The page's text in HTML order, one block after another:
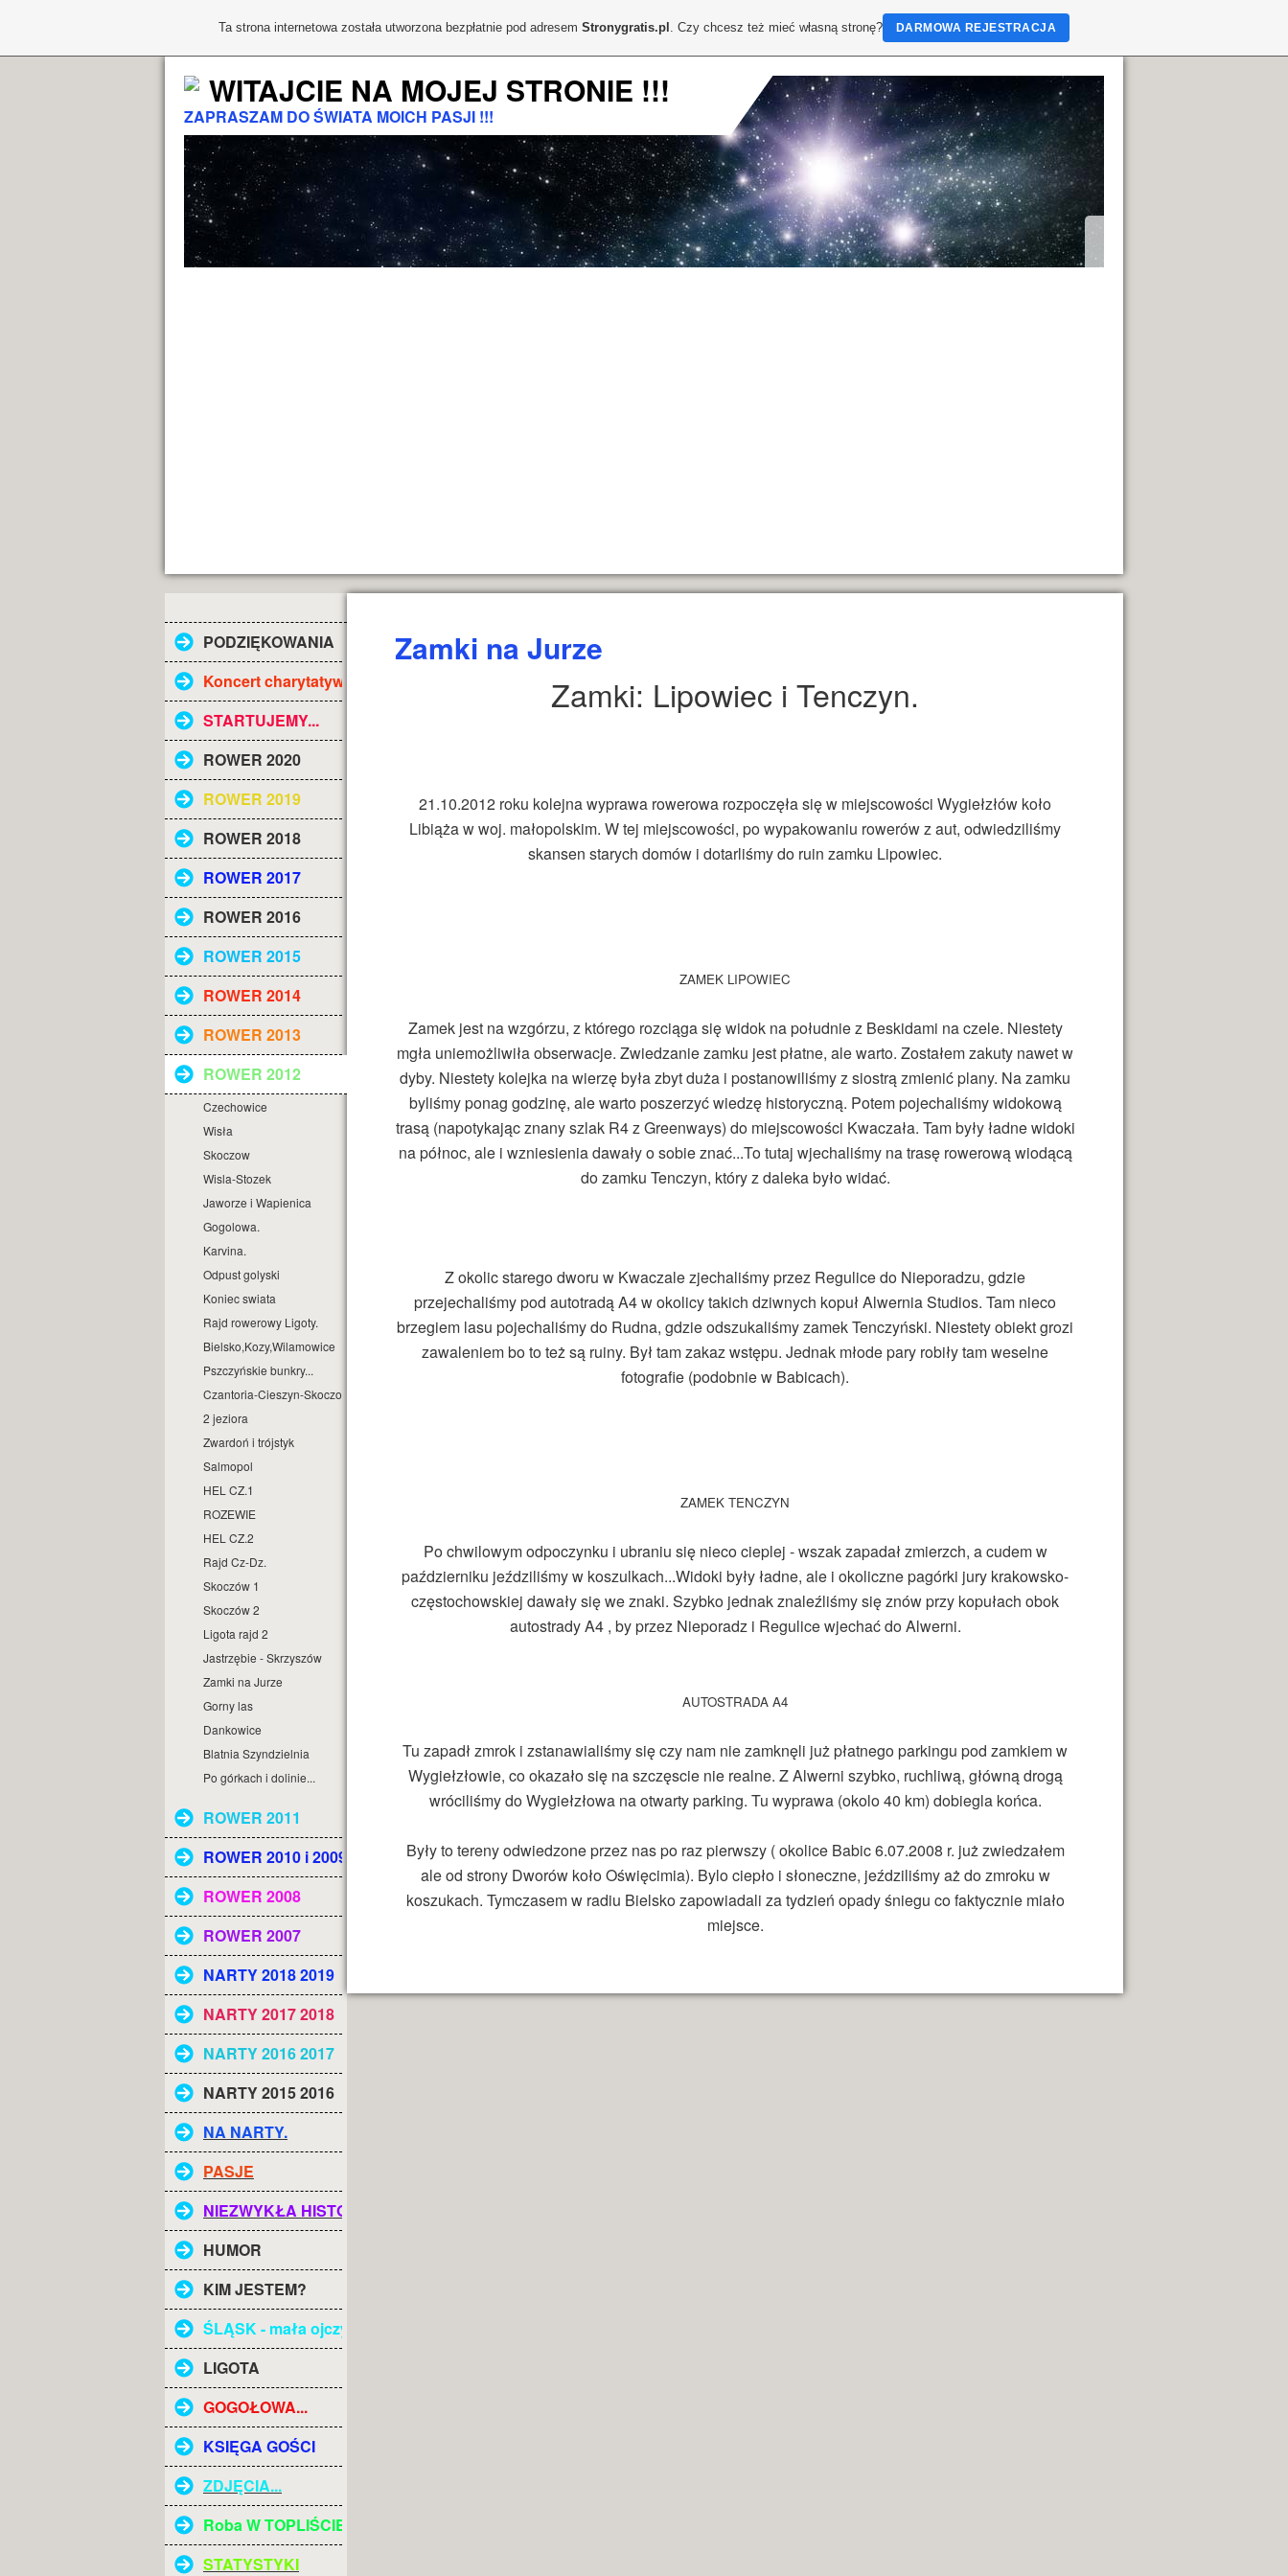
WITAJCIE NA MOJEJ STRONIE !!!
ZAPRASZAM DO ŚWIATA MOICH PASJI !!!
PODZIĘKOWANIA
Koncert charytatywny
STARTUJEMY...
ROWER 2020
ROWER 2019
ROWER 2018
ROWER 2017
ROWER 2016
ROWER 2015
ROWER 2014
ROWER 2013
ROWER 2012
Czechowice
Wisła
Skoczow
Wisla-Stozek
Jaworze i Wapienica
Gogolowa.
Karvina.
Odpust golyski
Koniec swiata
Rajd rowerowy Ligoty.
Bielsko,Kozy,Wilamowice
Pszczyńskie bunkry...
Czantoria-Cieszyn-Skoczow
2 jeziora
Zwardoń i trójstyk
Salmopol
HEL CZ.1
ROZEWIE
HEL CZ.2
Rajd Cz-Dz.
Skoczów 1
Skoczów 2
Ligota rajd 2
Jastrzębie - Skrzyszów
Zamki na Jurze
Gorny las
Dankowice
Blatnia Szyndzielnia
Po górkach i dolinie...
ROWER 2011
ROWER 2010 i 2009
ROWER 2008
ROWER 2007
NARTY 2018 2019
NARTY 2017 2018
NARTY 2016 2017
NARTY 2015 2016
NA NARTY.
PASJE
NIEZWYKŁA HISTORIA
HUMOR
KIM JESTEM?
ŚLĄSK - mała ojczyzna
LIGOTA
GOGOŁOWA...
KSIĘGA GOŚCI
ZDJĘCIA...
Roba W TOPLIŚCIE
STATYSTYKI
Zamki na Jurze
Zamki: Lipowiec i Tenczyn.
21.10.2012 roku kolejna wyprawa rowerowa rozpoczęła się w miejscowości Wygiełzłów koło
Libiąża w woj. małopolskim. W tej miejscowości, po wypakowaniu rowerów z aut, odwiedziliśmy
skansen starych domów i dotarliśmy do ruin zamku Lipowiec.
ZAMEK LIPOWIEC
Zamek jest na wzgórzu, z którego rozciąga się widok na południe z Beskidami na czele. Niestety
mgła uniemożliwiła obserwacje. Zwiedzanie zamku jest płatne, ale warto. Zostałem zakuty nawet w
dyby. Niestety kolejka na wierzę była zbyt duża i postanowiliśmy z siostrą zmienić plany. Na zamku
byliśmy ponag godzinę, ale warto poszerzyć wiedzę historyczną. Potem pojechaliśmy widokową
trasą (napotykając znany szlak R4 z Greenways) do miejscowości Kwaczała. Tam były ładne widoki
na północ, ale i wzniesienia dawały o sobie znać...To tutaj wjechaliśmy na trasę rowerową wiodącą
do zamku Tenczyn, który z daleka było widać.
Z okolic starego dworu w Kwaczale zjechaliśmy przez Regulice do Nieporadzu, gdzie
przejechaliśmy pod autotradą A4 w okolicy takich dziwnych kopuł Alwernia Studios. Tam nieco
brzegiem lasu pojechaliśmy do Rudna, gdzie odszukaliśmy zamek Tenczyński. Niestety obiekt grozi
zawaleniem bo to też są ruiny. Był tam zakaz wstępu. Jednak młode pary robiły tam weselne
fotografie (podobnie w Babicach).
ZAMEK TENCZYN
Po chwilowym odpoczynku i ubraniu się nieco cieplej - wszak zapadał zmierzch, a cudem w
październiku jeździliśmy w koszulkach...Widoki były ładne, ale i okoliczne pagórki jury krakowsko-
częstochowskiej dawały się we znaki. Szybko jednak znaleźliśmy się znów przy kopułach obok
autostrady A4 , by przez Nieporadz i Regulice wjechać do Alwerni.
AUTOSTRADA A4
Tu zapadł zmrok i zstanawialiśmy się czy nam nie zamknęli już płatnego parkingu pod zamkiem w
Wygiełzłowie, co okazało się na szczęscie nie realne. Z Alwerni szybko, ruchliwą, główną drogą
wróciliśmy do Wygiełzłowa na otwarty parking. Tu wyprawa (okolo 40 km) dobiegla końca.
Były to tereny odwiedzone przez nas po raz pierwszy ( okolice Babic 6.07.2008 r. już zwiedzałem
ale od strony Dworów koło Oświęcimia). Bylo ciepło i słoneczne, jeździliśmy aż do zmroku w
koszukach. Tymczasem w radiu Bielsko zapowiadali za tydzień opady śniegu co faktycznie miało
miejsce.
Ta strona internetowa została utworzona bezpłatnie pod adresem Stronygratis.pl . Czy chcesz też mieć własną stronę? DARMOWA REJESTRACJA